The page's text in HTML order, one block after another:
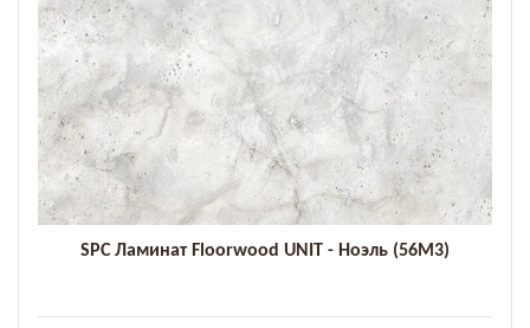
SPC Ламинат Floorwood UNIT - Ноэль (56M3)